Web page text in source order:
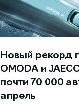
Новый рекорд
OMODA и
почти 70 000
апрель